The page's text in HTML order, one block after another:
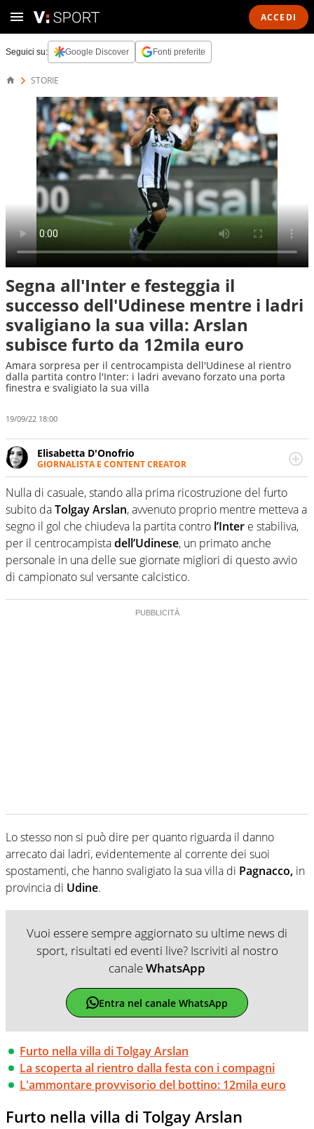
ACCEDI
Seguici su: Google Discover Fonti preferite
STORIE
Segna all'Inter e festeggia il
successo dell'Udinese mentre i ladri
svaligiano la sua villa: Arslan
subisce furto da 12mila euro
Amara sorpresa per il centrocampista dell'Udinese al rientro
dalla partita contro l'Inter: i ladri avevano forzato una porta
finestra e svaligiato la sua villa
19/09/22 18:00
Elisabetta D'Onofrio
GIORNALISTA E CONTENT CREATOR
Giornalista professionista dal 2007, scrive per curiosità
personale e necessità: soprattutto di calcio, di sport e dei
suoi protagonisti, concedendosi innocenti evasioni
nell'ambito della creazione di format. Un tempo ala
destra, oggi si sente a suo agio nel ruolo di libero. Cura
una classifica riservata dei migliori 5 calciatori di sempre.
Nulla di casuale, stando alla prima ricostruzione del furto
subito daTolgay Arslan, avvenuto proprio mentre metteva a
segno il gol che chiudeva la partita contro l’Inter e stabiliva,
per il centrocampistadell’Udinese, un primato anche
personale in una delle sue giornate migliori di questo avvio
di campionato sul versante calcistico.
Lo stesso non si può dire per quanto riguarda il danno
arrecato dai ladri, evidentemente al corrente dei suoi
spostamenti, che hanno svaligiato la sua villa di Pagnacco, in
provincia di Udine.
Vuoi essere sempre aggiornato su ultime news di
sport, risultati ed eventi live? Iscriviti al nostro
canaleWhatsApp
Entra nel canale WhatsApp
Furto nella villa di Tolgay Arslan
La scoperta al rientro dalla festa con i compagni
L'ammontare provvisorio del bottino: 12mila euro
Furto nella villa di Tolgay Arslan